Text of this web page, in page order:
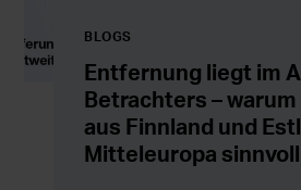
BLOGS
Entfernung liegt im
Betrachters –
aus Finnland und
Mitteleuropa